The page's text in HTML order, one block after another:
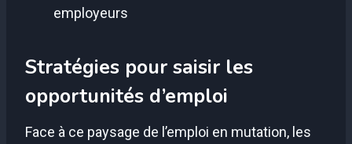
employeurs
Stratégies pour saisir les
opportunités d’emploi
Face à ce paysage de l’emploi en mutation, les